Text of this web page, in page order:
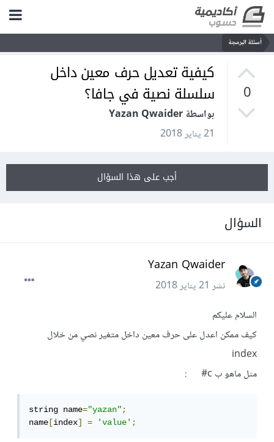
أسئلة البرمجة
0
كيفية تعديل حرف معين داخل
سلسلة نصية في جافا؟
بواسطة Yazan Qwaider
21 يناير 2018
أجب على هذا السؤال
السؤال
Yazan Qwaider
نشر21 يناير 2018
السلام عليكم
كيف ممكن اعدل على حرف معين داخل متغير نصي من خلال
index
مثل ماهو ب c# :
string name="yazan";
name [index] = 'value';